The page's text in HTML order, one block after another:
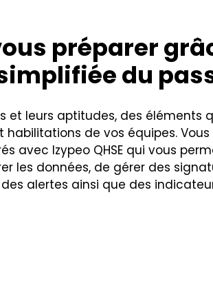
préparer
du
leurs aptitudes, des éléments
de vos équipes. Vous
avec Izypeo QHSE qui vous
les données, de gérer des
alertes ainsi que des